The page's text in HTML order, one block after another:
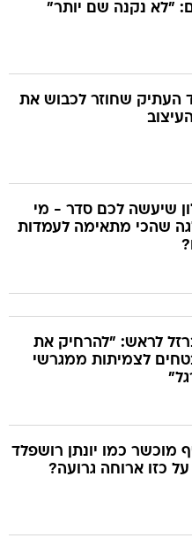
"לא נקנה שם יותר"
העתיק שחוזר לכבוש את
שיעשה לכם סדר - מי
שהכי מתאימה לעמדות
לראש: "להרחיק את
לצמיתות ממגרשי
מוכשר כמו יונתן רושפלד
כזו ארוחה גרועה?